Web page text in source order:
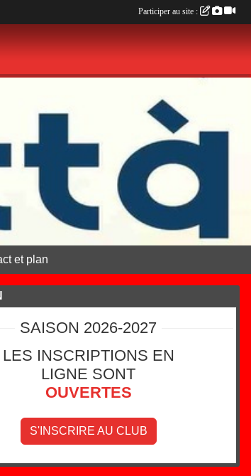
et plan
SAISON 2026-2027
LES INSCRIPTIONS EN
LIGNE SONT
OUVERTES
S'INSCRIRE AU CLUB
Participer au site :